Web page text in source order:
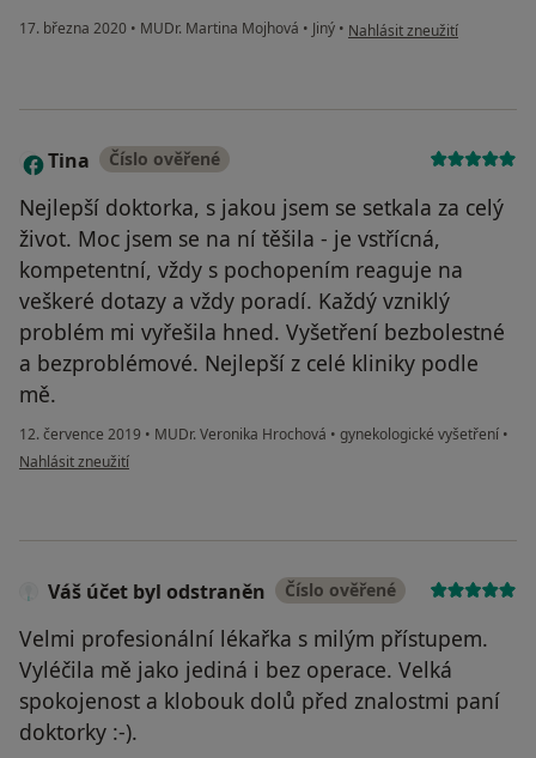
17. března 2020 • MUDr. Martina Mojhová • Jiný • podle názoru uživatele
Nahlásit zneužití
T Tina Číslo ověřené
Nejlepší doktorka, s jakou jsem se setkala za celý
život. Moc jsem se na ní těšila - je vstřícná,
kompetentní, vždy s pochopením reaguje na
veškeré dotazy a vždy poradí. Každý vzniklý
problém mi vyřešila hned. Vyšetření bezbolestné
a bezproblémové. Nejlepší z celé kliniky podle
mě.
12. července 2019 • MUDr. Veronika Hrochová • gynekologické vyšetření •
podle názoru uživatele Tina
Nahlásit zneužití
Váš účet byl odstraněn Číslo ověřené
Velmi profesionální lékařka s milým přístupem.
Vyléčila mě jako jediná i bez operace. Velká
spokojenost a klobouk dolů před znalostmi paní
doktorky :-).